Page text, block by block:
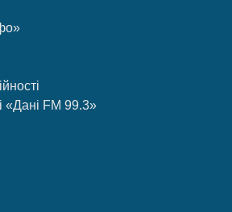
«Дані FM 99.3»